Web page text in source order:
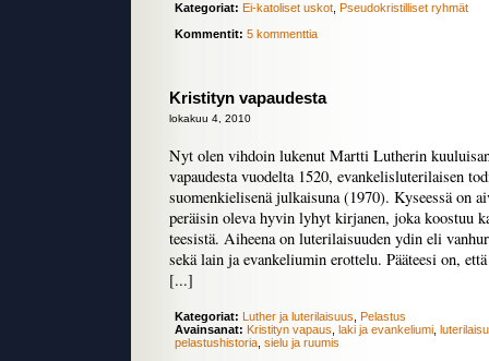
Kategoriat: Ei-katoliset uskot Pseudokristilliset ryhmät
Kommentit: 5 kommenttia
Kristityn vapaudesta
lokakuu 4, 2010
Nyt olen vihdoin lukenut Martti Lutherin
vapaudesta vuodelta 1520, evankelisluterilaisen
suomenkielisenä julkaisuna (1970). Kyseessä on
peräisin oleva hyvin lyhyt kirjanen, joka koostuu
teesistä. Aiheena on luterilaisuuden ydin eli
sekä lain ja evankeliumin erottelu. Pääteesi on,
[...]
Kategoriat: Luther ja luterilaisuus Pelastus
Avainsanat: Kristityn vapaus laki ja evankeliumi
pelastushistoria sielu ja ruumis